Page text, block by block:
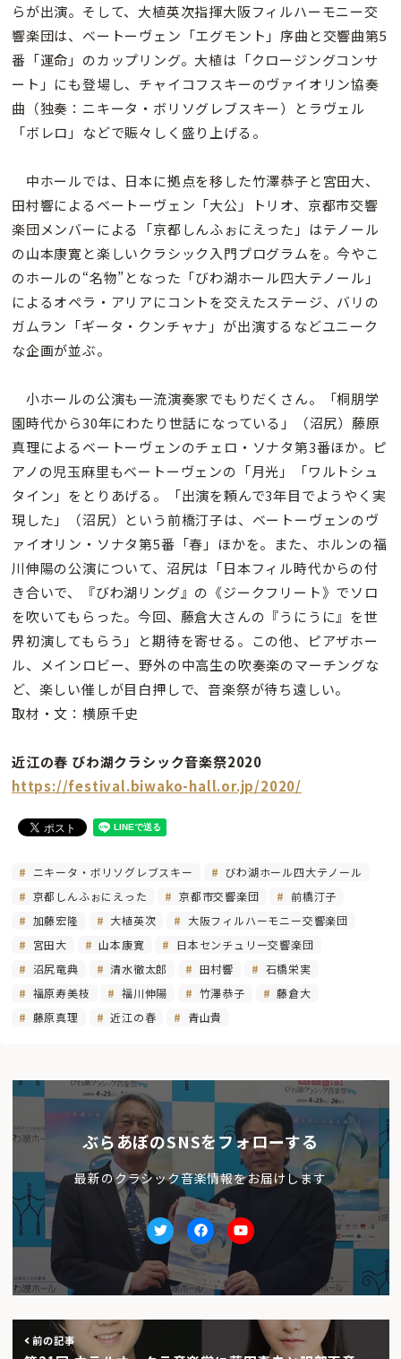
らが出演。そして、大植英次指揮大阪フィルハーモニー交
響楽団は、ベートーヴェン「エグモント」序曲と交響曲第5
番「運命」のカップリング。大植は「クロージングコンサ
ート」にも登場し、チャイコフスキーのヴァイオリン協奏
曲（独奏：ニキータ・ボリソグレブスキー）とラヴェル
「ボレロ」などで賑々しく盛り上げる。
中ホールでは、日本に拠点を移した竹澤恭子と宮田大、
田村響によるベートーヴェン「大公」トリオ、京都市交響
楽団メンバーによる「京都しんふぉにえった」はテノール
の山本康寛と楽しいクラシック入門プログラムを。今やこ
のホールの“名物”となった「びわ湖ホール四大テノール」
によるオペラ・アリアにコントを交えたステージ、バリの
ガムラン「ギータ・クンチャナ」が出演するなどユニーク
な企画が並ぶ。
小ホールの公演も一流演奏家でもりだくさん。「桐朋学
園時代から30年にわたり世話になっている」（沼尻）藤原
真理によるベートーヴェンのチェロ・ソナタ第3番ほか。ピ
アノの児玉麻里もベートーヴェンの「月光」「ワルトシュ
タイン」をとりあげる。「出演を頼んで3年目でようやく実
現した」（沼尻）という前橋汀子は、ベートーヴェンのヴ
ァイオリン・ソナタ第5番「春」ほかを。また、ホルンの福
川伸陽の公演について、沼尻は「日本フィル時代からの付
き合いで、『びわ湖リング』の《ジークフリート》でソロ
を吹いてもらった。今回、藤倉大さんの『うにうに』を世
界初演してもらう」と期待を寄せる。この他、ピアザホー
ル、メインロビー、野外の中高生の吹奏楽のマーチングな
ど、楽しい催しが目白押しで、音楽祭が待ち遠しい。
取材・文：横原千史
近江の春 びわ湖クラシック音楽祭2020
https://festival.biwako-hall.or.jp/2020/
ニキータ・ボリソグレブスキー
びわ湖ホール四大テノール
京都しんふぉにえった
京都市交響楽団
前橋汀子
加藤宏隆
大植英次
大阪フィルハーモニー交響楽団
宮田大
山本康寛
日本センチュリー交響楽団
沼尻竜典
清水徹太郎 田村響
石橋栄実
福原寿美枝
福川伸陽 竹澤恭子
藤倉大
藤原真理
近江の春 青山貴
ぶらあぼのSNSをフォローする
最新のクラシック音楽情報をお届けします
TwitterfacebookYoutube
前の記事